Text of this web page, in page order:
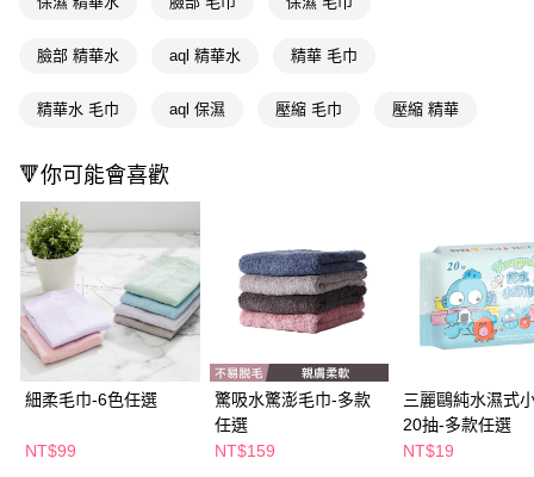
相關說明
便利好安心！
１．簡單：不需註冊會員、不需綁卡、不需儲值。
２．便利：只要手機號碼，簡訊認證，即可結帳。
３．安心：先確認商品／服務後，再付款。
【「AFTEE先享後付」結帳流程】
１．於結帳方式選擇「AFTEE先享後付」後，將跳轉至「AFTEE先享後付」
結帳頁面，進行簡訊認證並確認金額後，即可完成結帳。
２．訂單成立數日內，您將收到繳費通知簡訊。
３．收到繳費通知簡訊後14天內，點擊此簡訊中的連結，可透過四大超商／
ATM／網路銀行／等多元方式進行付款，方視為交易完成。
※ 請注意：結帳手續完成當下不需立刻繳費，但若您需要取消訂單，請聯絡
購買商品的店家。未經商家同意取消之訂單仍視為有效，需透過AFTEE先享
後付繳納相關費用。
運送方式
全家取貨付款
每筆NT$65，滿NT$390(含以上)免運費
付款後全家取貨
每筆NT$65，滿NT$390(含以上)免運費
萊爾富取貨付款
每筆NT$65，滿NT$490(含以上)免運費
臉部 精華水 aql 精華水 精華 毛巾
精華水 毛巾 aql 保濕 壓縮 毛巾 壓縮 精華
🔻你可能會喜歡
細柔毛巾-6色任選
NT$99
驚吸水驚澎毛巾-多款
任選
NT$159
三麗鷗純水濕式
20抽-多款任選
NT$19